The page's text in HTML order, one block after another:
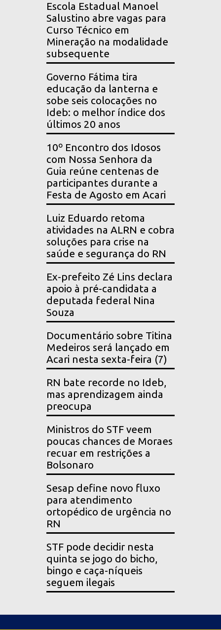
Escola Estadual Manoel
Salustino abre vagas para
Curso Técnico em
Mineração na modalidade
subsequente
Governo Fátima tira
educação da lanterna e
sobe seis colocações no
Ideb: o melhor índice dos
últimos 20 anos
10º Encontro dos Idosos
com Nossa Senhora da
Guia reúne centenas de
participantes durante a
Festa de Agosto em Acari
Luiz Eduardo retoma
atividades na ALRN e cobra
soluções para crise na
saúde e segurança do RN
Ex-prefeito Zé Lins declara
apoio à pré-candidata a
deputada federal Nina
Souza
Documentário sobre Titina
Medeiros será lançado em
Acari nesta sexta-feira (7)
RN bate recorde no Ideb,
mas aprendizagem ainda
preocupa
Ministros do STF veem
poucas chances de Moraes
recuar em restrições a
Bolsonaro
Sesap define novo fluxo
para atendimento
ortopédico de urgência no
RN
STF pode decidir nesta
quinta se jogo do bicho,
bingo e caça-níqueis
seguem ilegais